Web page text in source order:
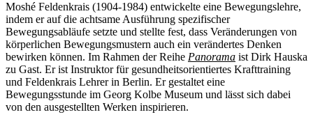
Moshé Feldenkrais (1904-1984) entwickelte eine Bewegungslehre,
indem er auf die achtsame Ausführung spezifischer
Bewegungsabläufe setzte und stellte fest, dass Veränderungen von
körperlichen Bewegungsmustern auch ein verändertes Denken
bewirken können. Im Rahmen der Reihe Panorama ist Dirk Hauska
zu Gast. Er ist Instruktor für gesundheitsorientiertes Krafttraining
und Feldenkrais Lehrer in Berlin. Er gestaltet eine
Bewegungsstunde im Georg Kolbe Museum und lässt sich dabei
von den ausgestellten Werken inspirieren.